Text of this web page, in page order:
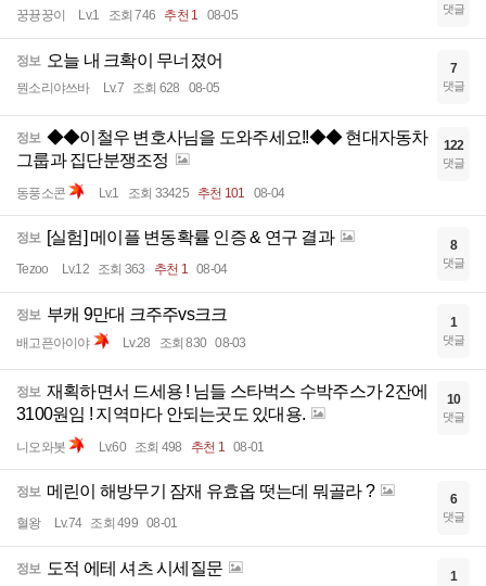
꿍뀽꿍이 Lv.1 조회 746 추천 1 08-05 댓글
정보 오늘 내 크확이 무너졌어
뭔소리야쓰바 Lv.7 조회 628 08-05
7
댓글
정보 ◆◆이철우 변호사님을 도와주세요!!◆◆ 현대자동차
그룹과 집단분쟁조정
동풍소콘 Lv.1 조회 33425 추천 101 08-04
122
댓글
정보 [실험] 메이플 변동확률 인증 & 연구 결과
Tezoo Lv.12 조회 363 추천 1 08-04
8
댓글
정보 부캐 9만대 크주주vs크크
배고픈아이야 Lv.28 조회 830 08-03
1
댓글
정보 재획하면서 드세용 ! 님들 스타벅스 수박주스가 2잔에
3100원임 ! 지역마다 안되는곳도 있대용.
니오와봇 Lv.60 조회 498 추천 1 08-01
10
댓글
정보 메린이 해방무기 잠재 유효옵 떳는데 뭐골라 ?
혈왕 Lv.74 조회 499 08-01
6
댓글
정보 도적 에테 셔츠 시세질문 1